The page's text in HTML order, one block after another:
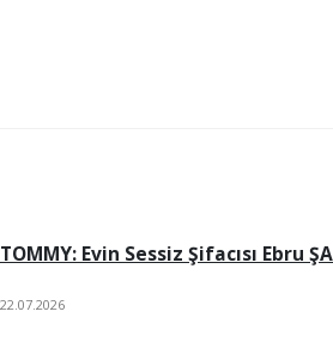
TOMMY: Evin Sessiz Şifacısı Ebru
22.07.2026